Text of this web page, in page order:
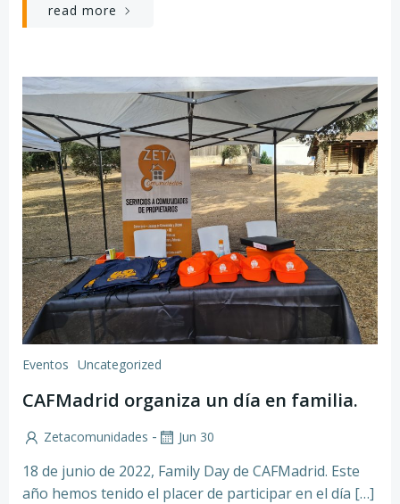
read more
Eventos Uncategorized
CAFMadrid organiza un día en familia.
Zetacomunidades - Jun 30
18 de junio de 2022, Family Day de CAFMadrid. Este
año hemos tenido el placer de participar en el día […]